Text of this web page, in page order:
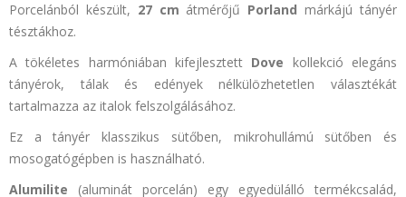
Porcelánból készült, 27 cm átmérőjű Porland márkájú tányér
tésztákhoz.
A tökéletes harmóniában kifejlesztett Dove kollekció elegáns
tányérok, tálak és edények nélkülözhetetlen választékát
tartalmazza az italok felszolgálásához.
Ez a tányér klasszikus sütőben, mikrohullámú sütőben és
mosogatógépben is használható.
Alumilite (aluminát porcelán) egy egyedülálló termékcsalád,